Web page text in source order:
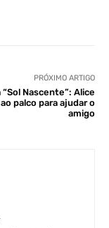
PRÓXIMO ARTIGO
“Sol Nascente”: Alice
palco para ajudar o
amigo